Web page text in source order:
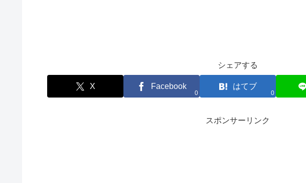
シェアする
X Facebook
0
はてブ
0
スポンサーリンク